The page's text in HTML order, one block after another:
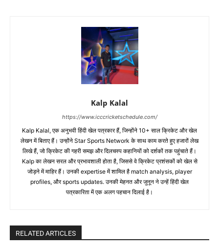
Kalp Kalal
https://www.icccricketschedule.com/
Kalp Kalal, एक अनुभवी हिंदी खेल पत्रकार हैं, जिन्होंने 10+ साल क्रिकेट और खेल
लेखन में बिताए हैं। उन्होंने Star Sports Network के साथ काम करते हुए हजारों लेख
लिखे हैं, जो क्रिकेट की गहरी समझ और दिलचस्प कहानियों को दर्शकों तक पहुंचाते हैं।
Kalp का लेखन सरल और प्रभावशाली होता है, जिससे वे क्रिकेट प्रशंसकों को खेल से
जोड़ने में माहिर हैं। उनकी expertise में शामिल है match analysis, player
profiles, और sports updates. उनकी मेहनत और जुनून ने उन्हें हिंदी खेल
पत्रकारिता में एक अलग पहचान दिलाई है।
RELATED ARTICLES